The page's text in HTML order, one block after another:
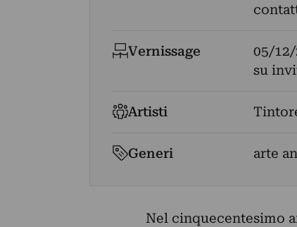
Vernissage
05/12/
su
Artisti
Generi arte
Nel cinquecentesimo